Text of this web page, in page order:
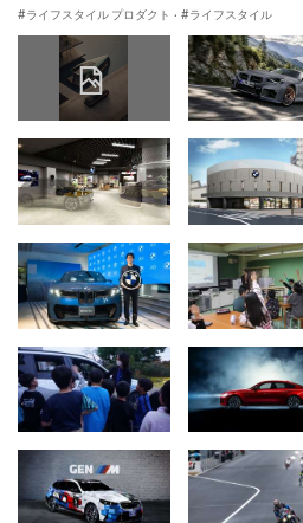
ライフスタイル プロダクト · ライフスタイル